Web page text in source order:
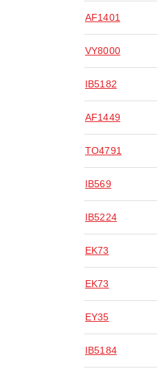
AF1401
VY8000
IB5182
AF1449
TO4791
IB569
IB5224
EK73
EK73
EY35
IB5184